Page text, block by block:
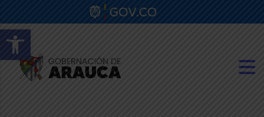
Abrir barra de herramientas